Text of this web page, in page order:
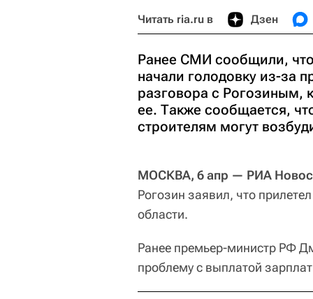
Читать ria.ru в Дзен
Ранее СМИ сообщили,
начали голодовку из-за
разговора с Рогозиным,
ее. Также сообщается,
строителям могут
МОСКВА, 6 апр — РИА
Рогозин заявил, что
области.
Ранее премьер-министр РФ
проблему с выплатой